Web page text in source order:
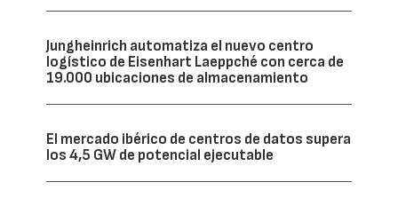
Jungheinrich automatiza el nuevo centro
logístico de Eisenhart Laeppché con cerca de
19.000 ubicaciones de almacenamiento
El mercado ibérico de centros de datos supera
los 4,5 GW de potencial ejecutable